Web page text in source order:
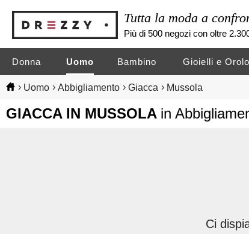
Tutta la moda a
Più di 500 negozi con oltre
Donna Uomo Bambino Gioielli e
› Uomo › Abbigliamento › Giacca › Mussola
GIACCA IN MUSSOLA in
Ci